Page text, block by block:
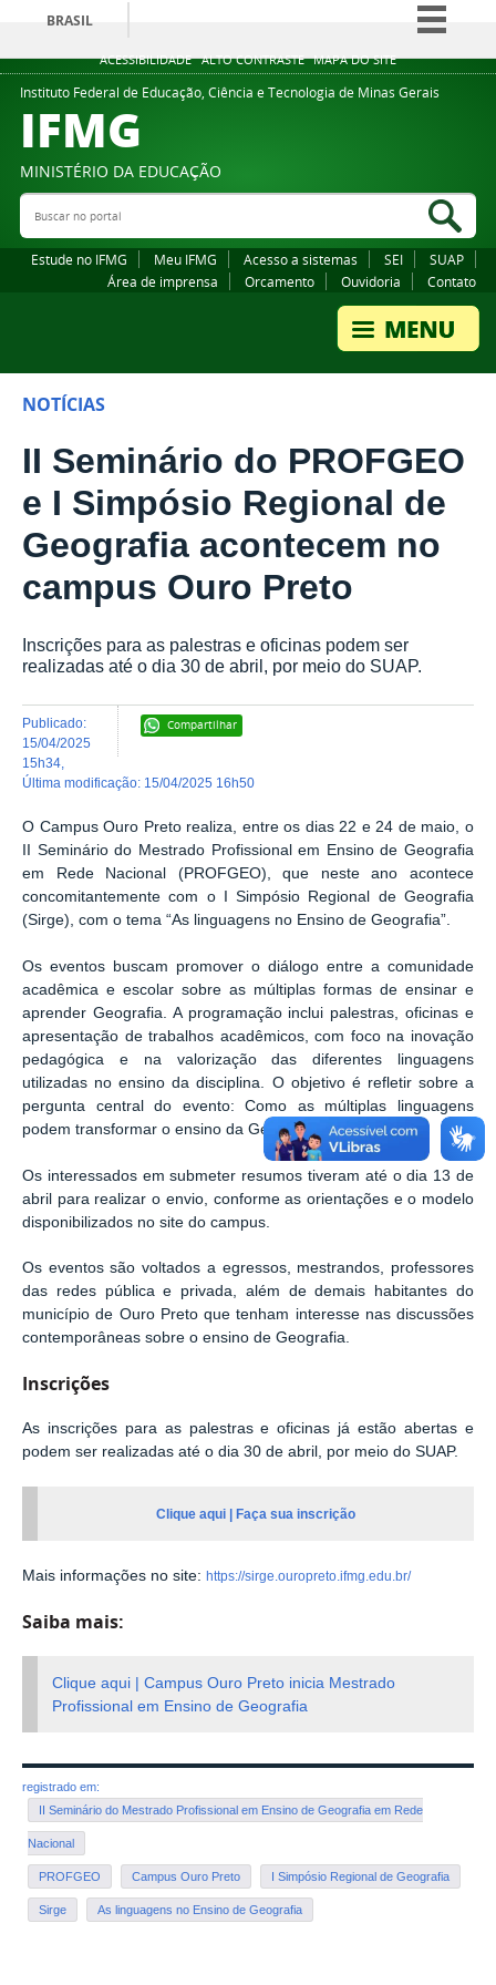
ACESSIBILIDADE ALTO CONTRASTE MAPA DO SITE
BRASIL
Simplifique!
Comunica BR
Legislação
Instituto Federal de Educação, Ciência e Tecnologia de Minas Gerais
IFMG
MINISTÉRIO DA EDUCAÇÃO
Buscar no portal
Estude no IFMG Meu IFMG Acesso a sistemas SEI
SUAP
Área de imprensa
Orcamento Ouvidoria Contato
NOTÍCIAS
II Seminário do PROFGEO
e I Simpósio Regional de
Geografia acontecem no
campus Ouro Preto
Inscrições para as palestras e oficinas podem ser
realizadas até o dia 30 de abril, por meio do SUAP.
Compartilhar
publicado:
15/04/2025
15h34
última modificação: 15/04/2025 16h50
O Campus Ouro Preto realiza, entre os dias 22 e 24 de maio, o
II Seminário do Mestrado Profissional em Ensino de Geografia
em Rede Nacional (PROFGEO), que neste ano acontece
concomitantemente com o I Simpósio Regional de Geografia
(Sirge), com o tema “As linguagens no Ensino de Geografia”.
Os eventos buscam promover o diálogo entre a comunidade
acadêmica e escolar sobre as múltiplas formas de ensinar e
aprender Geografia. A programação inclui palestras, oficinas e
apresentação de trabalhos acadêmicos, com foco na inovação
pedagógica e na valorização das diferentes linguagens
utilizadas no ensino da disciplina. O objetivo é refletir sobre a
pergunta central do evento: Como as múltiplas linguagens
podem transformar o ensino da Geografia?
Os interessados em submeter resumos tiveram até o dia 13 de
abril para realizar o envio, conforme as orientações e o modelo
disponibilizados no site do campus.
Os eventos são voltados a egressos, mestrandos, professores
das redes pública e privada, além de demais habitantes do
município de Ouro Preto que tenham interesse nas discussões
contemporâneas sobre o ensino de Geografia.
Inscrições
As inscrições para as palestras e oficinas já estão abertas e
podem ser realizadas até o dia 30 de abril, por meio do SUAP.
Clique aqui | Faça sua inscrição
Mais informações no site: https://sirge.ouropreto.ifmg.edu.br/
Saiba mais:
Clique aqui | Campus Ouro Preto inicia Mestrado
Profissional em Ensino de Geografia
registrado em:
II Seminário do Mestrado Profissional em Ensino de Geografia em Rede
Nacional
PROFGEO Campus Ouro Preto I Simpósio Regional de Geografia
Sirge As linguagens no Ensino de Geografia